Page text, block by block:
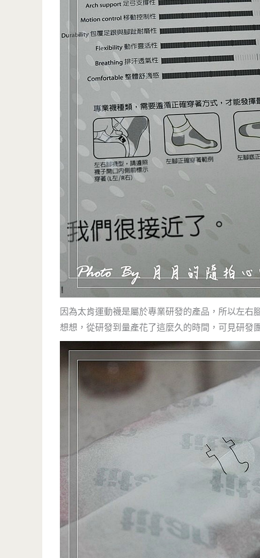
因為太肯運動襪是屬於專業研發的產品，所以左右
想想，從研發到量產花了這麼久的時間，可見研發